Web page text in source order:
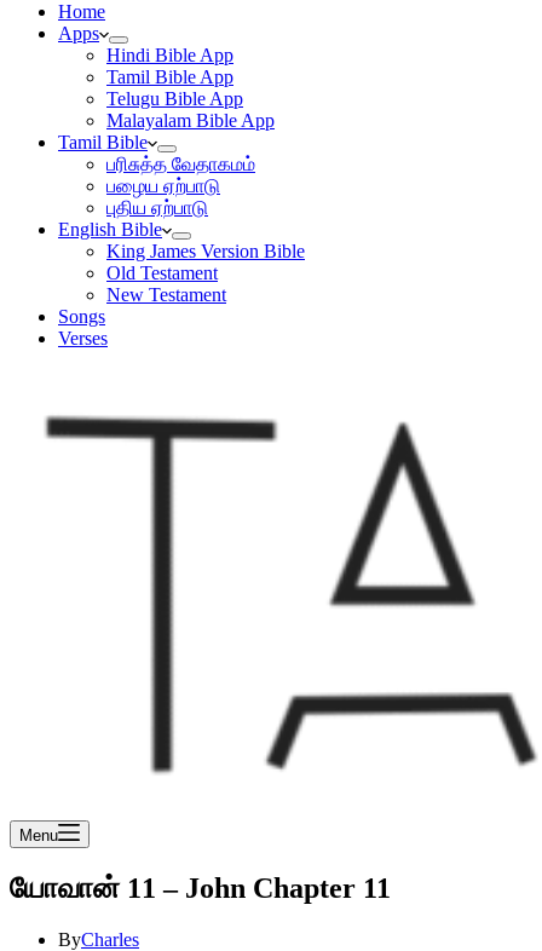
Home
Apps
Hindi Bible App
Tamil Bible App
Telugu Bible App
Malayalam Bible App
Tamil Bible
பரிசுத்த வேதாகமம்
பழைய ஏற்பாடு
புதிய ஏற்பாடு
English Bible
King James Version Bible
Old Testament
New Testament
Songs
Verses
Menu
யோவான் 11 – John Chapter 11
ByCharles